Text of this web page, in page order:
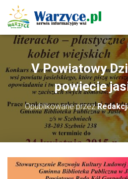
V Powiatowy
powiecie
Opublikowane przez